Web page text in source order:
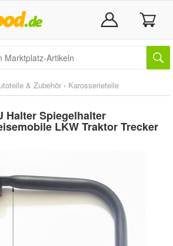
& Zubehör › Karosserieteile
Halter Spiegelhalter
LKW Traktor Trecker